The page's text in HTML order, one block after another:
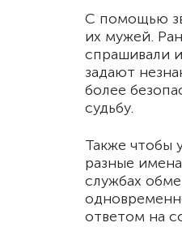
С помощью
их мужей.
спрашивали
задают
более
судьбу.
Также чтобы
разные
службах
ответом на